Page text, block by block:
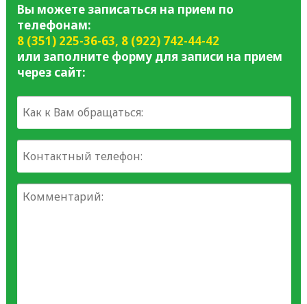
Вы можете записаться на прием по
телефонам:
8 (351) 225-36-63, 8 (922) 742-44-42
или заполните форму для записи на прием
через сайт: